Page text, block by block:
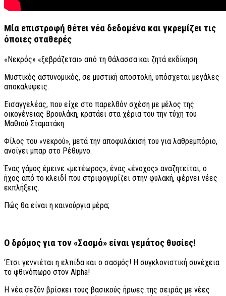
Μία επιστροφή θέτει νέα δεδομένα και γκρεμίζει τις
όποιες σταθερές
«Νεκρός» «ξεβράζεται» από τη θάλασσα και ζητά εκδίκηση.
Μυστικός αστυνομικός, σε μυστική αποστολή, υπόσχεται μεγάλες
αποκαλύψεις.
Εισαγγελέας, που είχε στο παρελθόν σχέση με μέλος της
οικογένειας Βρουλάκη, κρατάει στα χέρια του την τύχη του
Μαθιού Σταματάκη.
Φίλος του «νεκρού», μετά την αποφυλάκισή του για λαθρεμπόριο,
ανοίγει μπαρ στο Ρέθυμνο.
Ένας γάμος έμεινε «μετέωρος», ένας «ένοχος» αναζητείται, ο
ήχος από το κλειδί που στριφογυρίζει στην φυλακή, φέρνει νέες
εκπλήξεις.
Πώς θα είναι η καινούργια μέρα;
Ο δρόμος για τον «Σασμό» είναι γεμάτος θυσίες!
‘Ετσι γεννιέται η ελπίδα και ο σασμός! Η συγκλονιστική συνέχεια
το φθινόπωρο στον Alpha!
Η νέα σεζόν βρίσκει τους βασικούς ήρωες της σειράς με νέες